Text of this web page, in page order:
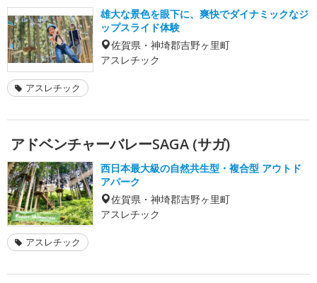
雄大な景色を眼下に、爽快でダイナミックなジ
ップスライド体験
佐賀県・神埼郡吉野ヶ里町
アスレチック
アスレチック
アドベンチャーバレーSAGA (サガ)
西日本最大級の自然共生型・複合型 アウトド
アパーク
佐賀県・神埼郡吉野ヶ里町
アスレチック
アスレチック